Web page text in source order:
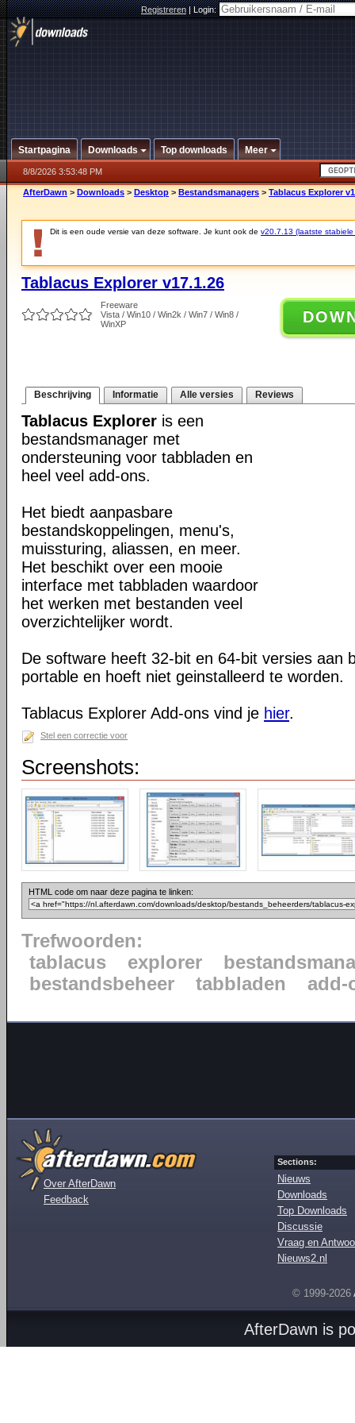
Registreren|Login:
Startpagina Downloads Top downloads Meer
8/8/2026 3:53:48 PM
AfterDawn > Downloads > Desktop > Bestandsmanagers > Tablacus Explorer
Dit is een oude versie van deze software. Je kunt ook de v20.7.13 (laatste stabiele
Tablacus Explorer v17.1.26
Freeware
Vista / Win10 / Win2k / Win7 / Win8 /
WinXP
Beschrijving Informatie Alle versies Reviews
Tablacus Explorer is een
bestandsmanager met
ondersteuning voor tabbladen en
heel veel add-ons.
Het biedt aanpasbare
bestandskoppelingen, menu's,
muissturing, aliassen, en meer.
Het beschikt over een mooie
interface met tabbladen waardoor
het werken met bestanden veel
overzichtelijker wordt.
De software heeft 32-bit en 64-bit versies aan
portable en hoeft niet geinstalleerd te worden.
Tablacus Explorer Add-ons vind je hier.
Stel een correctie voor
Screenshots:
HTML code om naar deze pagina te linken:
Trefwoorden:
tablacus
explorer
bestandsbeheer
tabbladen add-
Over AfterDawn
Feedback
Sections:
Nieuws
Downloads
Top Downloads
Discussie
Vraag en
Nieuws2.nl
© 1999-2026
AfterDawn is